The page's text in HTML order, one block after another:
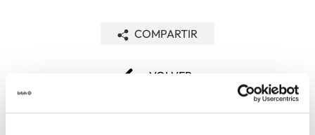
VOLVER
COMPARTIR